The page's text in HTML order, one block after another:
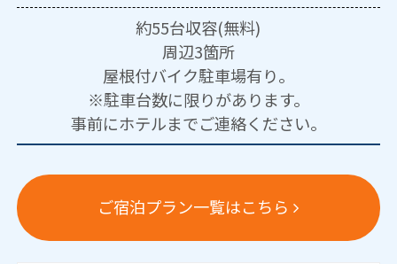
約55台収容(無料)
周辺3箇所
屋根付バイク駐車場有り。
※駐車台数に限りがあります。
事前にホテルまでご連絡ください。
ご宿泊プラン一覧はこちら